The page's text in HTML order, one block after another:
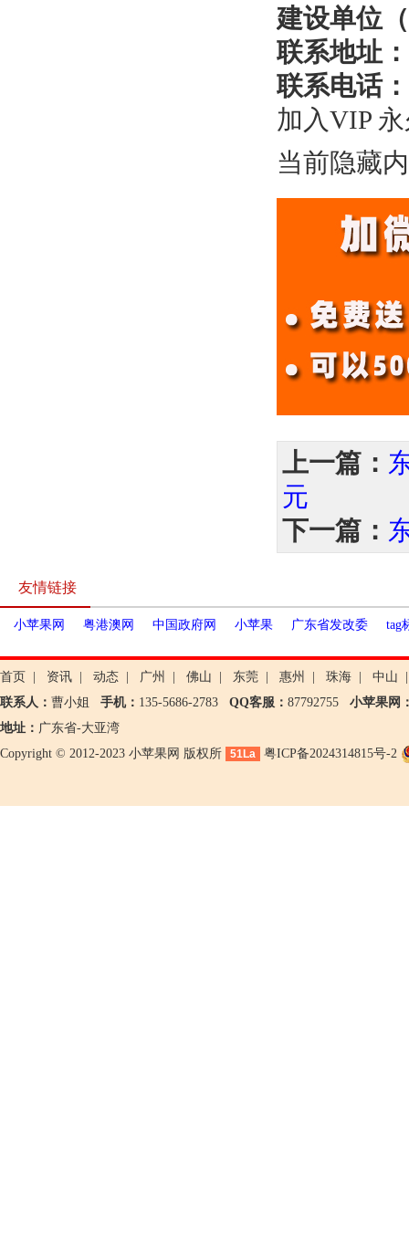
建设单位
联系地址
联系电话
加入VIP
当前隐藏
上一篇：
元
下一篇：
友情链接
小苹果网 粤港澳网 中国政府网 小苹果 广东省发改委 tag
首页 资讯 动态 广州 佛山 东莞 惠州 珠海 中山
联系人： 曹小姐 手机： 135-5686-2783 QQ客服： 87792755 小苹果网
地址： 广东省-大亚湾
Copyright © 2012-2023 小苹果网 版权所
51La 粤ICP备2024314815号-2